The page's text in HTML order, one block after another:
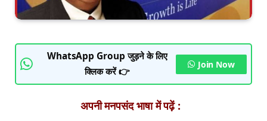
WhatsApp Group जुड़ने के लिए
क्लिक करें 👉
Join Now
अपनी मनपसंद भाषा में पढ़ें :